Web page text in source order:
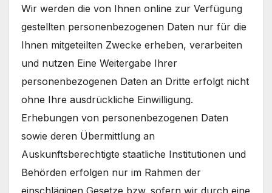
Wir werden die von Ihnen online zur Verfügung
gestellten personenbezogenen Daten nur für die
Ihnen mitgeteilten Zwecke erheben, verarbeiten
und nutzen Eine Weitergabe Ihrer
personenbezogenen Daten an Dritte erfolgt nicht
ohne Ihre ausdrückliche Einwilligung.
Erhebungen von personenbezogenen Daten
sowie deren Übermittlung an
Auskunftsberechtigte staatliche Institutionen und
Behörden erfolgen nur im Rahmen der